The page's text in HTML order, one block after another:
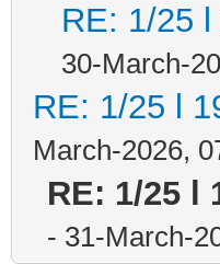
RE: 1/25
30-March-
RE: 1/25 l
March-2026,
RE: 1/25 l
- 31-March-